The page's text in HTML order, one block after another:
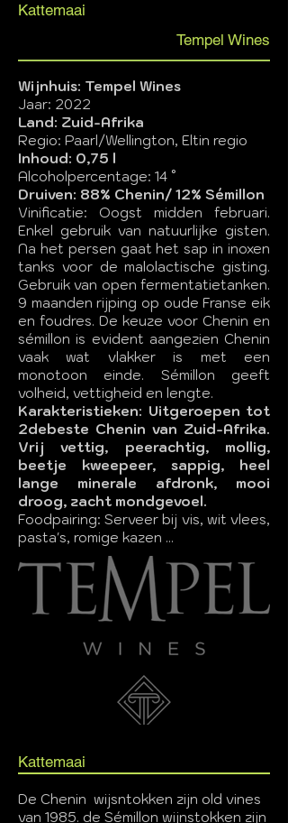
Kattemaai
Tempel Wines
Wijnhuis: Tempel Wines
Jaar: 2022
Land: Zuid-Afrika
Regio: Paarl/Wellington, Eltin regio
Inhoud: 0,75 l
Alcoholpercentage: 14 °
Druiven: 88% Chenin/ 12% Sémillon
Vinificatie: Oogst midden februari.
Enkel gebruik van natuurlijke gisten.
Na het persen gaat het sap in inoxen
tanks voor de malolactische gisting.
Gebruik van open fermentatietanken.
9 maanden rijping op oude Franse eik
en foudres. De keuze voor Chenin en
sémillon is evident aangezien Chenin
vaak wat vlakker is met een
monotoon einde. Sémillon geeft
volheid, vettigheid en lengte.
Karakteristieken: Uitgeroepen tot
2debeste Chenin van Zuid-Afrika.
Vrij vettig, peerachtig, mollig,
beetje kweepeer, sappig, heel
lange minerale afdronk, mooi
droog, zacht mondgevoel.
Foodpairing: Serveer bij vis, wit vlees,
pasta's, romige kazen ...
Kattemaai
De Chenin wijsntokken zijn old vines
van 1985. de Sémillon wijnstokken zijn